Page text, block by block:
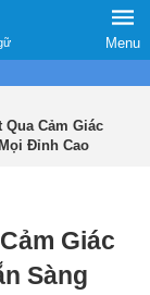
Menu
Cảm Giác
Đỉnh Cao
Giác
Sàng